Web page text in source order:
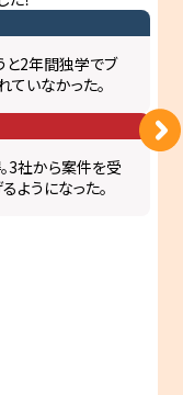
と2年間独学でブ
いなかった。
3社から案件を受
ようになった。